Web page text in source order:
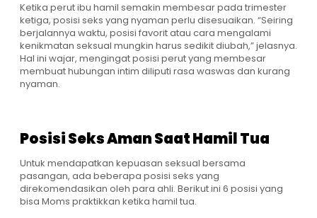
Ketika perut ibu hamil semakin membesar pada trimester
ketiga, posisi seks yang nyaman perlu disesuaikan. “Seiring
berjalannya waktu, posisi favorit atau cara mengalami
kenikmatan seksual mungkin harus sedikit diubah,” jelasnya.
Hal ini wajar, mengingat posisi perut yang membesar
membuat hubungan intim diliputi rasa waswas dan kurang
nyaman.
Posisi Seks Aman Saat Hamil Tua
Untuk mendapatkan kepuasan seksual bersama
pasangan, ada beberapa posisi seks yang
direkomendasikan oleh para ahli. Berikut ini 6 posisi yang
bisa Moms praktikkan ketika hamil tua.